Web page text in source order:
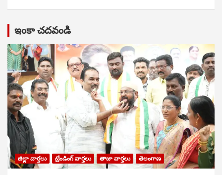
ఇంకా చదవండి
జిల్లా వార్తలు ట్రేండింగ్ వార్తలు తాజా వార్తలు తెలంగాణ